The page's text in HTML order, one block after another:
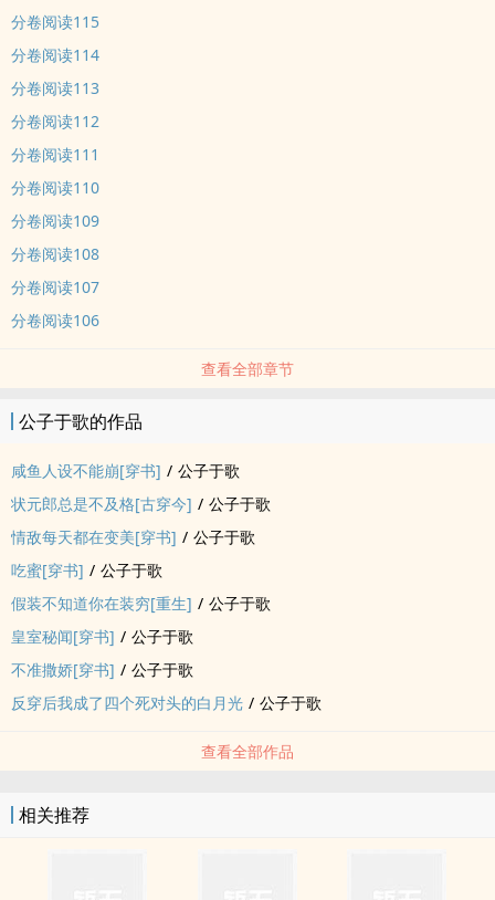
他不知道就算了，既然知道了，就要提前反击！
大佬一号，表面温润沉稳，其实病娇阴戾，偏执狂热的sjb弟弟。
大佬二号，他在演艺圈众所周知的死对头。
大佬三号，一个兢兢业业，战斗力爆表的黑粉头子。
大佬四号，暴戾冷血，从未享受过人间温情的残疾大佬。
他把他们统统都培养成自己的劲敌。
圈的笑话，最后按照原小说“落水被穿”的剧情 ，痛痛快快地往江里一
跳。
穿吧穿吧，穿过来以后好好收拾烂摊子，再被大佬们狠狠地虐吧！
可是……
金燕柳懵逼地被大佬们包围了。
靠，有点刺激啊！
1VS1，反穿书娱乐圈文，对别人狠对自己更狠的美人受和一群BT攻，
想报复又不忍心，一系列爱恨交织狗血戏码。
依旧有精彩剧中剧。
内容标签： 娱乐圈 系统 甜文 穿书
分卷阅读115
分卷阅读114
分卷阅读113
分卷阅读112
分卷阅读111
分卷阅读110
分卷阅读109
分卷阅读108
分卷阅读107
分卷阅读106
查看全部章节
公子于歌的作品
咸鱼人设不能崩[穿书] / 公子于歌
状元郎总是不及格[古穿今] / 公子于歌
情敌每天都在变美[穿书] / 公子于歌
吃蜜[穿书] / 公子于歌
假装不知道你在装穷[重生] / 公子于歌
皇室秘闻[穿书] / 公子于歌
不准撒娇[穿书] / 公子于歌
反穿后我成了四个死对头的白月光 / 公子于歌
查看全部作品
相关推荐